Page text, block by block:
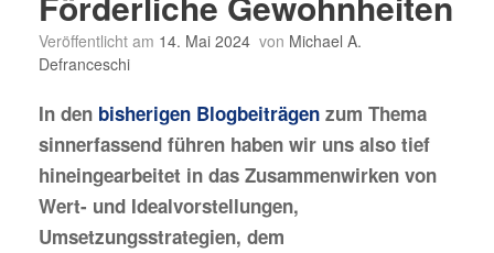
Veröffentlicht am 14. Mai 2024 von Michael A.
Defranceschi
In den bisherigen Blogbeiträgen zum Thema
sinnerfassend führen haben wir uns also tief
hineingearbeitet in das Zusammenwirken von
Wert- und Idealvorstellungen,
Umsetzungsstrategien, dem